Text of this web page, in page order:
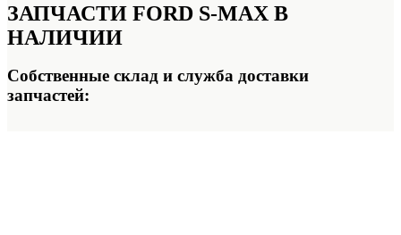
ЗАПЧАСТИ FORD S-MAX В
НАЛИЧИИ
Собственные склад и служба доставки
запчастей: